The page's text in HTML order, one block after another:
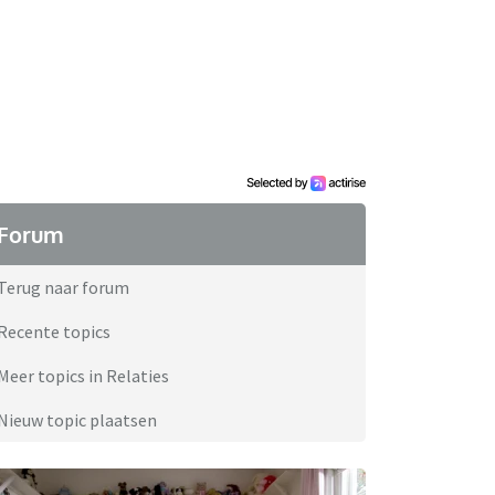
naar forum
topics
topics in Relaties
topic plaatsen